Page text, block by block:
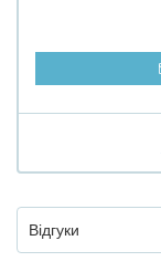
Відгуки